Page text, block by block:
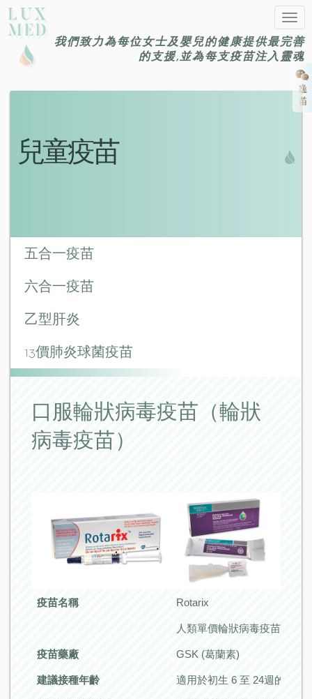
我們致力為每位女士及嬰兒的健康提供最完善
的支援,並為每支疫苗注入靈魂
兒童疫苗
五合一疫苗
六合一疫苗
乙型肝炎
13價肺炎球菌疫苗
乙型流感嗜血桿菌疫苗
腦膜炎雙球菌疫苗 A、C、Y和W135型
日本腦炎疫苗(又名流行性乙型腦炎)
水痘疫苗
麻疹，流行性腮腺炎，德國麻疹混合疫苗
口服輪狀病毒疫苗（輪狀
病毒疫苗）
疫苗名稱 Rotarix
人類單價輪狀病毒疫苗
疫苗藥廠 GSK (葛蘭素)
建議接種年齡 適用於初生 6 至 24週的嬰兒